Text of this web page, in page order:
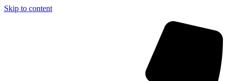
Skip to content